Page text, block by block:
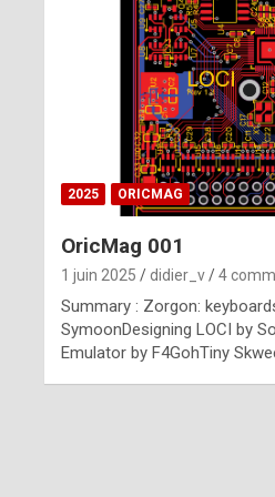
2025 ORICMAG
OricMag 001
1 juin 2025 didier_v 4
Summary : Zorgon:
SymoonDesigning LOCI by
Emulator by F4GohTiny